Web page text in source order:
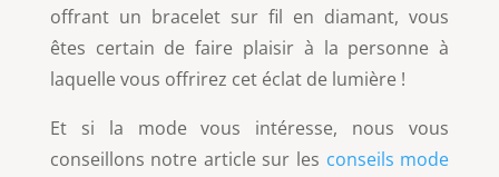
offrant un bracelet sur fil en diamant, vous
êtes certain de faire plaisir à la personne à
laquelle vous offrirez cet éclat de lumière !
Et si la mode vous intéresse, nous vous
conseillons notre article sur les conseils mode